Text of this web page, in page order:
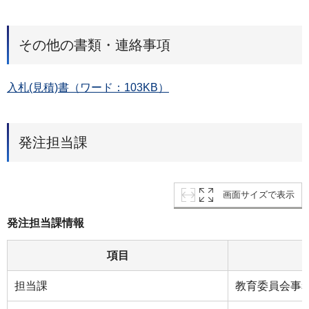
その他の書類・連絡事項
入札(見積)書（ワード：103KB）
発注担当課
画面サイズで表示
発注担当課情報
項目
担当課 教育委員会事